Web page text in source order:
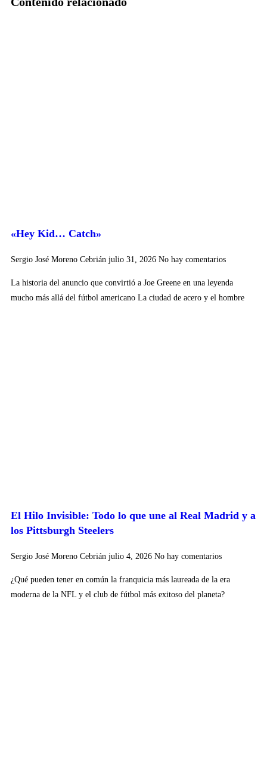
«Hey Kid… Catch»
Sergio José Moreno Cebrián julio 31, 2026 No hay comentarios
La historia del anuncio que convirtió a Joe Greene en una leyenda
mucho más allá del fútbol americano La ciudad de acero y el hombre
El Hilo Invisible: Todo lo que une al Real Madrid y a
los Pittsburgh Steelers
Sergio José Moreno Cebrián julio 4, 2026 No hay comentarios
¿Qué pueden tener en común la franquicia más laureada de la era
moderna de la NFL y el club de fútbol más exitoso del planeta?